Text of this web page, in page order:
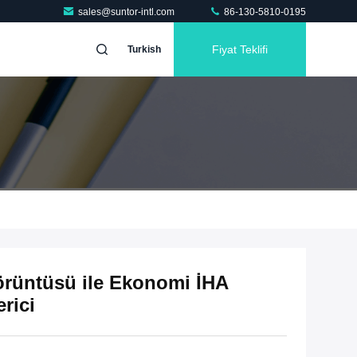
sales@suntor-intl.com 86-130-5810-0195
Turkish Fiyat Teklifi
ile Ekonomi İHA